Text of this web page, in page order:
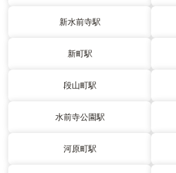
新水前寺駅
新町駅
段山町駅
水前寺公園駅
河原町駅